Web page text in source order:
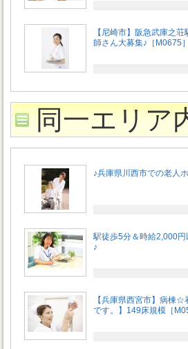
【尼崎市】阪急武庫之
師さん大募集♪［M0675］
同一エリア
♪兵庫県川西市での老人
駅徒歩5分＆時給2,000
♪
【兵庫県西宮市】病棟
です。】149床規模［